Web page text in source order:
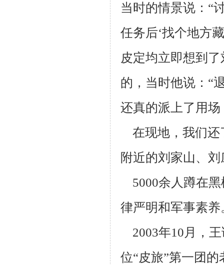
当时的情景说：“
任务后‘找个地方
皮定均立即想到
的，当时他说：“
还真的派上了用场
在现地，我们还
附近的刘家山、
5000余人蹲在黑
律严明和军事素养
2003年10月，
位“皮旅”第一团